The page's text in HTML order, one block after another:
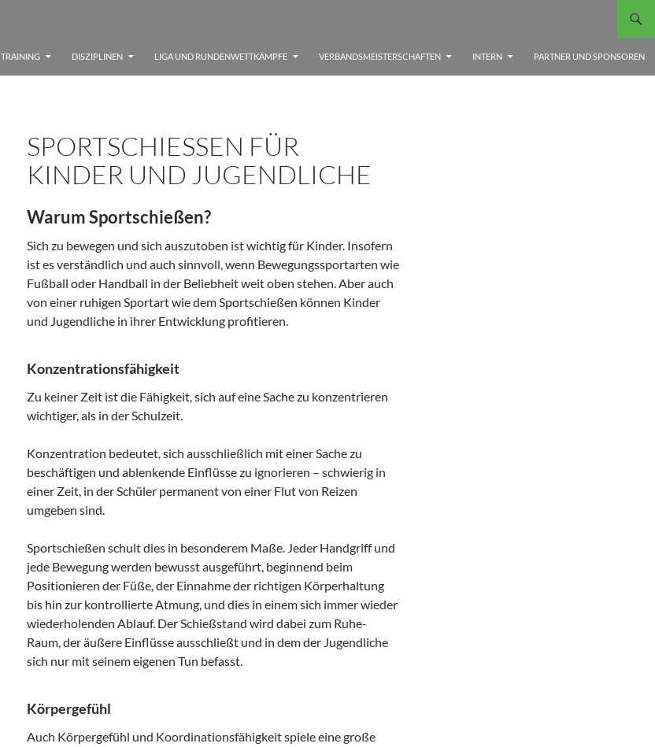
TRAINING DISZIPLINEN LIGA UND RUNDENWETTKÄMPFE VERBANDSMEISTERSCHAFTEN INTERN PARTNER UND SPONSOREN
SPORTSCHIESSEN FÜR K
INDER UND JUGENDLICHE
Warum Sportschießen?
Sich zu bewegen und sich auszutoben ist wichtig für Kinder. Insofern
ist es verständlich und auch sinnvoll, wenn Bewegungssportarten wie
Fußball oder Handball in der Beliebheit weit oben stehen. Aber auch
von einer ruhigen Sportart wie dem Sportschießen können Kinder
und Jugendliche in ihrer Entwicklung profitieren.
Konzentrationsfähigkeit
Zu keiner Zeit ist die Fähigkeit, sich auf eine Sache zu konzentrieren
wichtiger, als in der Schulzeit.
Konzentration bedeutet, sich ausschließlich mit einer Sache zu
beschäftigen und ablenkende Einflüsse zu ignorieren – schwierig in
einer Zeit, in der Schüler permanent von einer Flut von Reizen
umgeben sind.
Sportschießen schult dies in besonderem Maße. Jeder Handgriff und
jede Bewegung werden bewusst ausgeführt, beginnend beim
Positionieren der Füße, der Einnahme der richtigen Körperhaltung
bis hin zur kontrollierte Atmung, und dies in einem sich immer wieder
wiederholenden Ablauf. Der Schießstand wird dabei zum Ruhe-
Raum, der äußere Einflüsse ausschließt und in dem der Jugendliche
sich nur mit seinem eigenen Tun befasst.
Körpergefühl
Auch Körpergefühl und Koordinationsfähigkeit spiele eine große